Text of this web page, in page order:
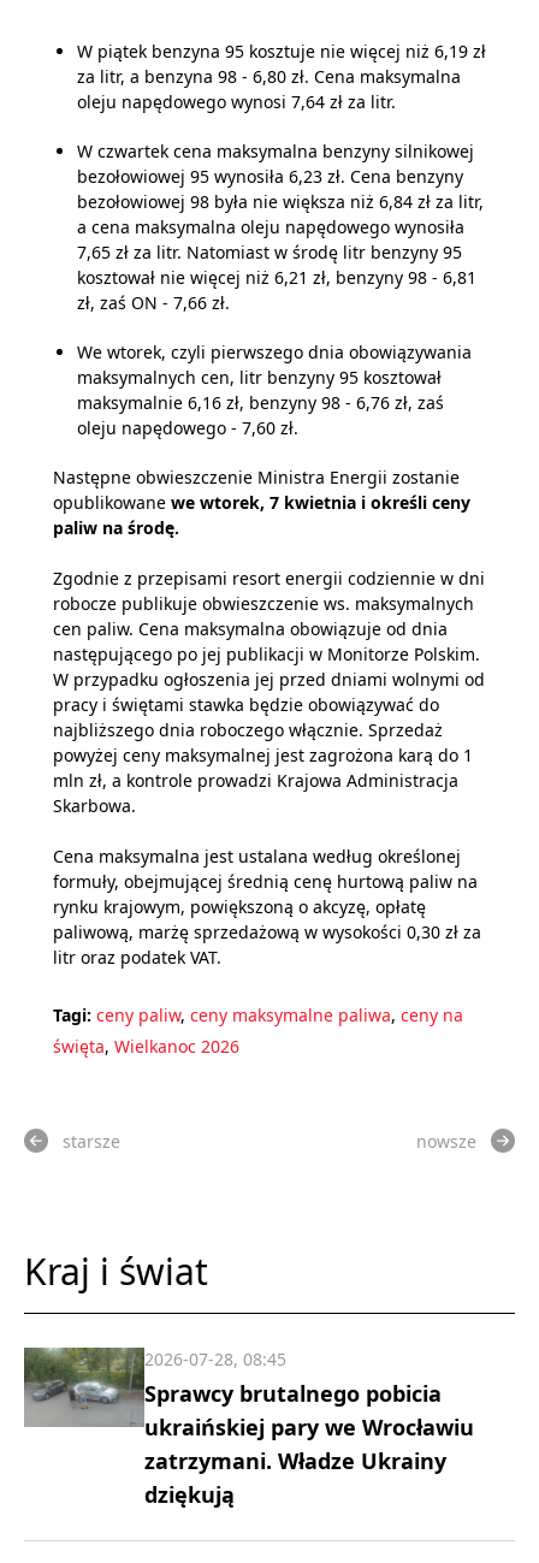
W piątek benzyna 95 kosztuje nie więcej niż 6,19 zł
za litr, a benzyna 98 - 6,80 zł. Cena maksymalna
oleju napędowego wynosi 7,64 zł za litr.
W czwartek cena maksymalna benzyny silnikowej
bezołowiowej 95 wynosiła 6,23 zł. Cena benzyny
bezołowiowej 98 była nie większa niż 6,84 zł za litr,
a cena maksymalna oleju napędowego wynosiła
7,65 zł za litr. Natomiast w środę litr benzyny 95
kosztował nie więcej niż 6,21 zł, benzyny 98 - 6,81
zł, zaś ON - 7,66 zł.
We wtorek, czyli pierwszego dnia obowiązywania
maksymalnych cen, litr benzyny 95 kosztował
maksymalnie 6,16 zł, benzyny 98 - 6,76 zł, zaś
oleju napędowego - 7,60 zł.
Następne obwieszczenie Ministra Energii zostanie
opublikowane we wtorek, 7 kwietnia i określi ceny
paliw na środę.
Zgodnie z przepisami resort energii codziennie w dni
robocze publikuje obwieszczenie ws. maksymalnych
cen paliw. Cena maksymalna obowiązuje od dnia
następującego po jej publikacji w Monitorze Polskim.
W przypadku ogłoszenia jej przed dniami wolnymi od
pracy i świętami stawka będzie obowiązywać do
najbliższego dnia roboczego włącznie. Sprzedaż
powyżej ceny maksymalnej jest zagrożona karą do 1
mln zł, a kontrole prowadzi Krajowa Administracja
Skarbowa.
Cena maksymalna jest ustalana według określonej
formuły, obejmującej średnią cenę hurtową paliw na
rynku krajowym, powiększoną o akcyzę, opłatę
paliwową, marżę sprzedażową w wysokości 0,30 zł za
litr oraz podatek VAT.
Tagi: ceny paliw, ceny maksymalne paliwa, ceny na
święta, Wielkanoc 2026
starsze nowsze
Kraj i świat
Sprawcy brutalnego pobicia
ukraińskiej pary we Wrocławiu
zatrzymani. Władze Ukrainy
dziękują
2026-07-28, 08:45